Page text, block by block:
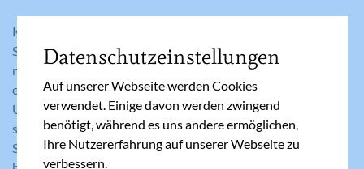
Können Eltern-Themen rund um Konflikte, Ängste und
Sorgen nicht kindgerecht aufbereitet werden, sollten sie
nicht im Beisein der Kinder abgehandelt werden, sondern
erst, wenn diese mit Sicherheit nichts davon mitbekommen.
Um sich schon etwas leichter zu fühlen, hilft es auch oft, es
sich von der Seele zu schreiben bzw. Notizen zu machen.
Sorgen lösen sich so selten auf, aber sie lassen sich etwas
Datenschutzeinstellungen
Auf unserer Webseite werden Cookies
verwendet. Einige davon werden zwingend
benötigt, während es uns andere ermöglichen,
Ihre Nutzererfahrung auf unserer Webseite zu
verbessern.